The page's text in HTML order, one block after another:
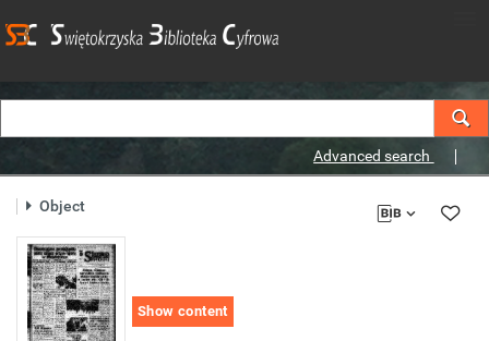
Advanced search
Object
Show content